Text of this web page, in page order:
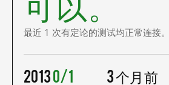
最近 1 次有定论的测试均正常连接。
20130/1 3 个月前